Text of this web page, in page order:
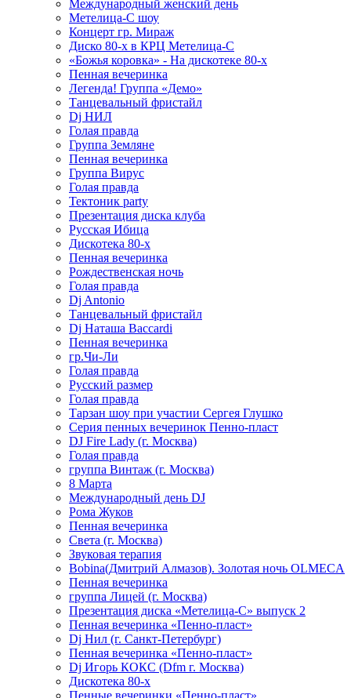
Международный женский день
Метелица-С шоу
Концерт гр. Мираж
Диско 80-х в КРЦ Метелица-С
«Божья коровка» - На дискотеке 80-х
Пенная вечеринка
Легенда! Группа «Демо»
Танцевальный фристайл
Dj НИЛ
Голая правда
Группа Земляне
Пенная вечеринка
Группа Вирус
Голая правда
Тектоник party
Презентация диска клуба
Русская Ибица
Дискотека 80-х
Пенная вечеринка
Рождественская ночь
Голая правда
Dj Antonio
Танцевальный фристайл
Dj Наташа Baccardi
Пенная вечеринка
гр.Чи-Ли
Голая правда
Русский размер
Голая правда
Тарзан шоу при участии Сергея Глушко
Серия пенных вечеринок Пенно-пласт
DJ Fire Lady (г. Москва)
Голая правда
группа Винтаж (г. Москва)
8 Марта
Международный день DJ
Рома Жуков
Пенная вечеринка
Света (г. Москва)
Звуковая терапия
Bobina(Дмитрий Алмазов). Золотая ночь OLMECA
Пенная вечеринка
группа Лицей (г. Москва)
Презентация диска «Метелица-С» выпуск 2
Пенная вечеринка «Пенно-пласт»
Dj Нил (г. Санкт-Петербург)
Пенная вечеринка «Пенно-пласт»
Dj Игорь КОКС (Dfm г. Москва)
Дискотека 80-х
Пенные вечеринки «Пенно-пласт»